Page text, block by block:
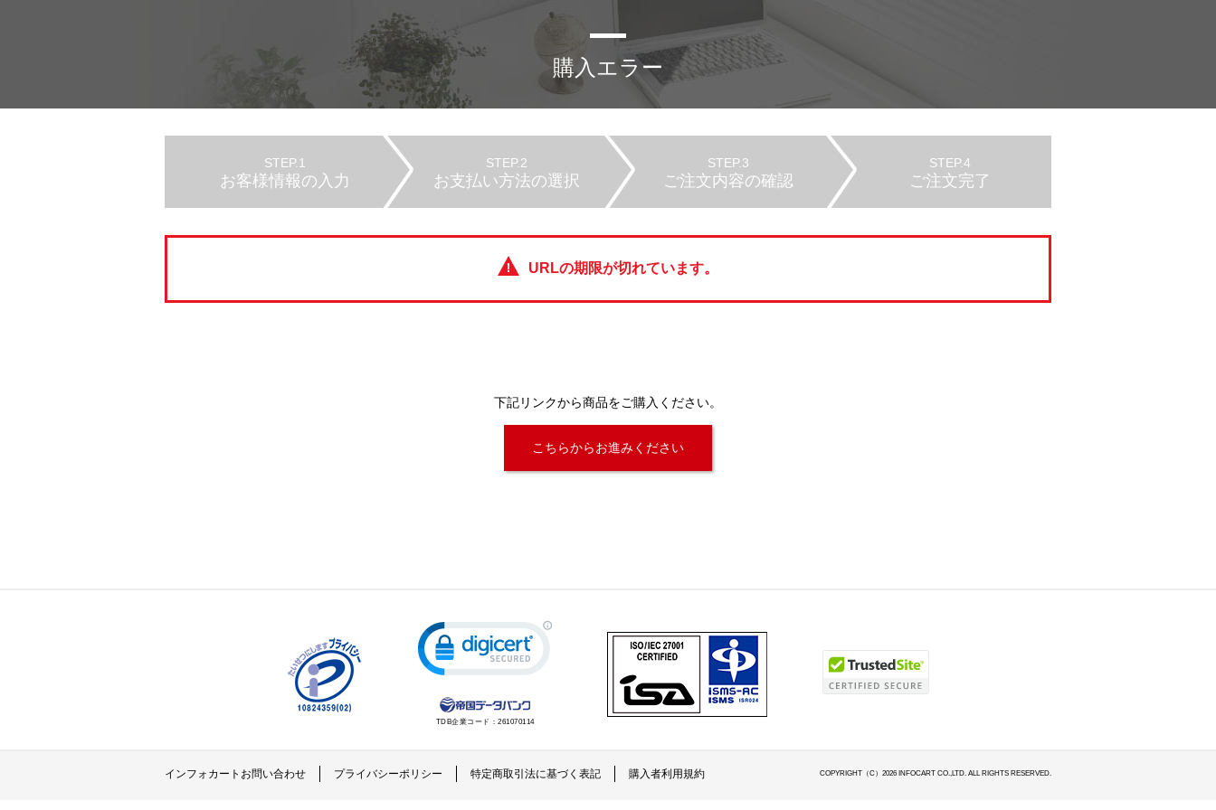
購入エラー
STEP.1
お客様情報の入力
STEP.2
お支払い方法の選択
STEP.3
ご注文内容の確認
STEP.4
ご注文完了
URLの期限が切れています。
下記リンクから商品をご購入ください。
こちらからお進みください
TDB企業コード： 261070114
インフォカートお問い合わせ プライバシーポリシー 特定商取引法に基づく表記 購入者利用規約 COPYRIGHT（C）2026 INFOCART CO.,LTD. ALL RIGHTS RESERVED.